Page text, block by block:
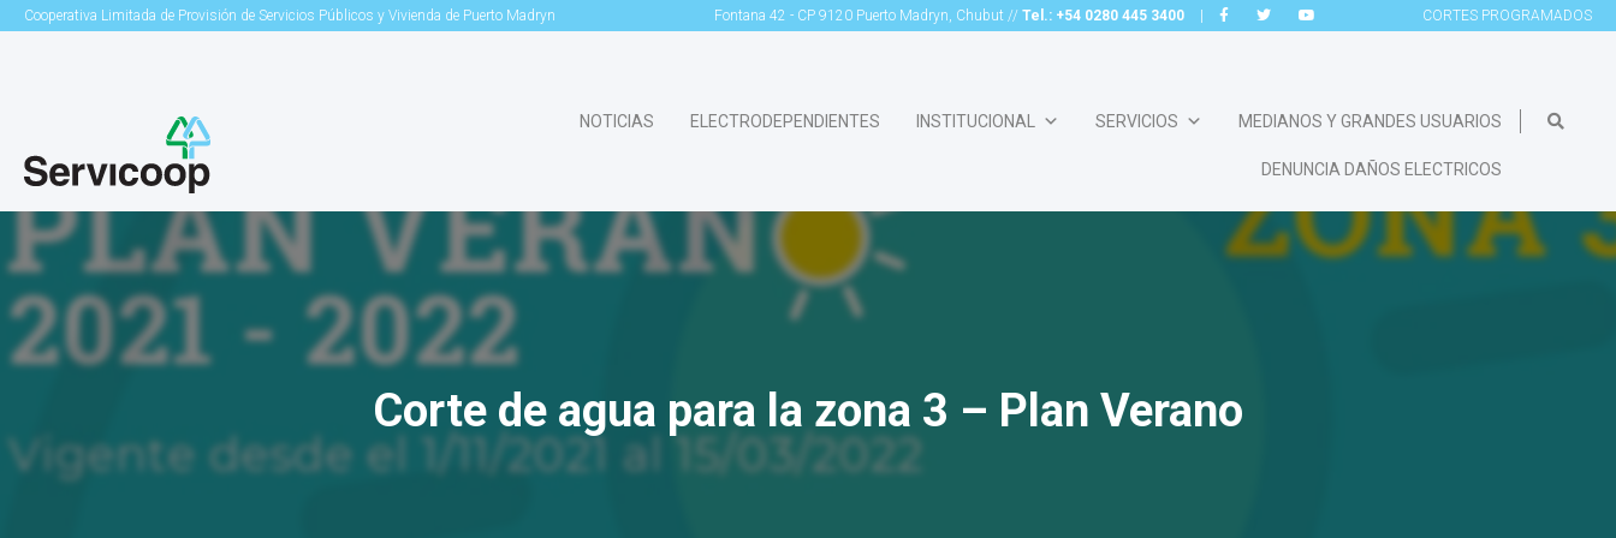
Cooperativa Limitada de Provisión de Servicios Públicos y Vivienda de Puerto Madryn Fontana 42 - CP 9120 Puerto Madryn, Chubut // Tel.: +54 0280 445 3400 CORTES PROGRAMADOS
NOTICIAS ELECTRODEPENDIENTES INSTITUCIONAL SERVICIOS MEDIANOS Y GRANDES USUARIOS
DENUNCIA DAÑOS ELECTRICOS
Corte de agua para la zona 3 – Plan Verano